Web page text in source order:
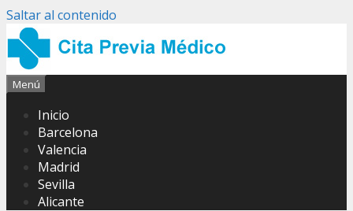
Saltar al contenido
Menú
Inicio
Barcelona
Valencia
Madrid
Sevilla
Alicante